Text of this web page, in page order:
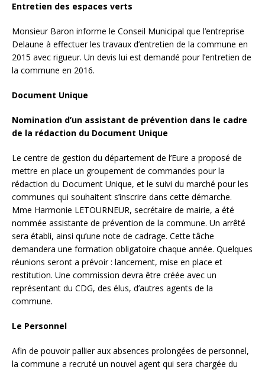
Entretien des espaces verts
Monsieur Baron informe le Conseil Municipal que l’entreprise
Delaune à effectuer les travaux d’entretien de la commune en
2015 avec rigueur. Un devis lui est demandé pour l’entretien de
la commune en 2016.
Document Unique
Nomination d’un assistant de prévention dans le cadre
de la rédaction du Document Unique
Le centre de gestion du département de l’Eure a proposé de
mettre en place un groupement de commandes pour la
rédaction du Document Unique, et le suivi du marché pour les
communes qui souhaitent s’inscrire dans cette démarche.
Mme Harmonie LETOURNEUR, secrétaire de mairie, a été
nommée assistante de prévention de la commune. Un arrêté
sera établi, ainsi qu’une note de cadrage. Cette tâche
demandera une formation obligatoire chaque année. Quelques
réunions seront a prévoir : lancement, mise en place et
restitution. Une commission devra être créée avec un
représentant du CDG, des élus, d’autres agents de la
commune.
Le Personnel
Afin de pouvoir pallier aux absences prolongées de personnel,
la commune a recruté un nouvel agent qui sera chargée du